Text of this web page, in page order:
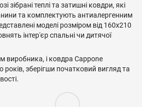
зібрані теплі та затишні ковдри, які
та комплектують антиалергенним
моделі розміром від 160х210
інтер'єр спальні чи дитячої
виробника, і ковдра Cappone
зберігши початковий вигляд та